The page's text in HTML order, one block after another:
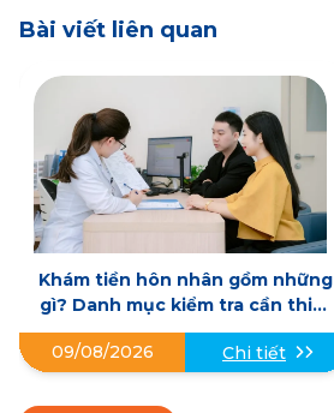
Bài viết liên quan
Khám tiền hôn nhân gồm những
gì? Danh mục kiểm tra cần thiết
cho các cặp đôi trước khi kết
09/08/2026 Chi tiết